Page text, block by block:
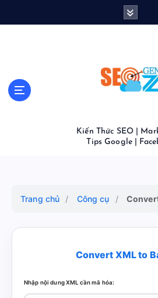
Kiến Thức SEO |
Tips Google |
Trang chủ / Công cụ /
Convert XML to
Nhập nội dung XML cần mã hóa: